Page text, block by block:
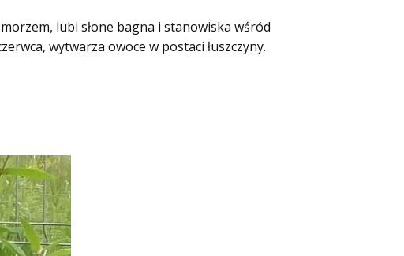
lubi słone bagna i stanowiska wśród
wytwarza owoce w postaci łuszczyny.